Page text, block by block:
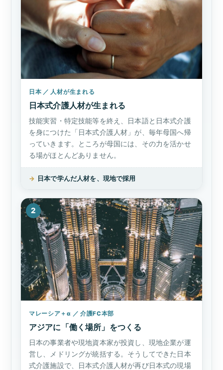
日本 ／ 人材が生まれる
日本式介護人材が生まれる
技能実習・特定技能等を終え、日本語と日本式介護
を身につけた「日本式介護人材」が、毎年母国へ帰
っていきます。ところが母国には、その力を活かせ
る場がほとんどありません。
→ 日本で学んだ人材を、現地で採用
2
マレーシア＋α ／ 介護FC本部
アジアに「働く場所」をつくる
日本の事業者や現地資本家が投資し、現地企業が運
営し、メドリングが統括する。そうしてできた日本
式介護施設で、日本式介護人材が再び日本式の現場